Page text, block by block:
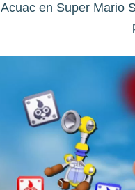
Acuac en Super Mario